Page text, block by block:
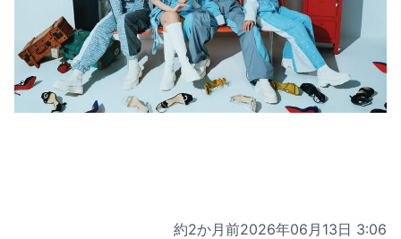
約2か月前2026年06月13日 3:06